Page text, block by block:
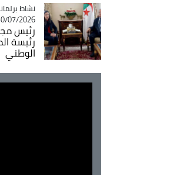
Catégorie
نشاط
07/2026 - 15:27
رئيس
رئيسة
الوطني